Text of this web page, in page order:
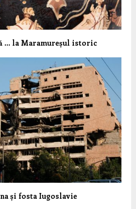
… la Maramureșul istoric
și fosta Iugoslavie